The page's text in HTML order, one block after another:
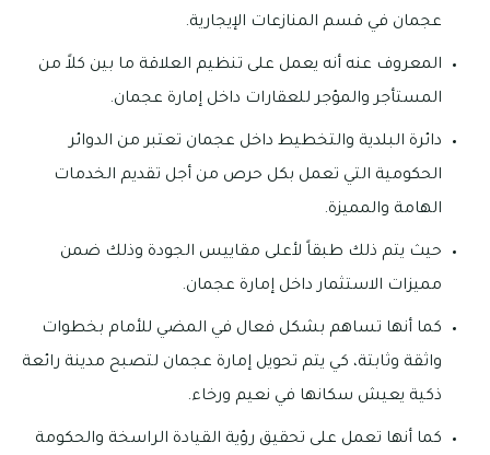
عجمان في قسم المنازعات الإيجارية.
المعروف عنه أنه يعمل على تنظيم العلاقة ما بين كلاً من
المستأجر والمؤجر للعقارات داخل إمارة عجمان.
دائرة البلدية والتخطيط داخل عجمان تعتبر من الدوائر
الحكومية التي تعمل بكل حرص من أجل تقديم الخدمات
الهامة والمميزة.
حيث يتم ذلك طبقاً لأعلى مقاييس الجودة وذلك ضمن
مميزات الاستثمار داخل إمارة عجمان.
كما أنها تساهم بشكل فعال في المضي للأمام بخطوات
واثقة وثابتة، كي يتم تحويل إمارة عجمان لتصبح مدينة رائعة
ذكية يعيش سكانها في نعيم ورخاء.
كما أنها تعمل على تحقيق رؤية القيادة الراسخة والحكومة